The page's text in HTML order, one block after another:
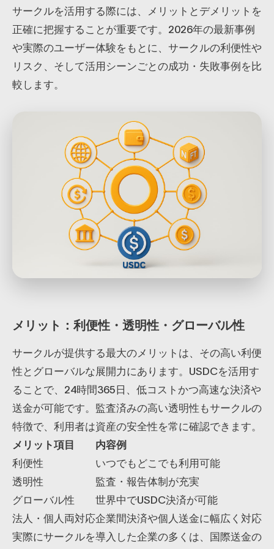
サークルを活用する際には、メリットとデメリットを
正確に把握することが重要です。2026年の最新事例
や実際のユーザー体験をもとに、サークルの利便性や
リスク、そして活用シーンごとの成功・失敗事例を比
較します。
メリット：利便性・透明性・グローバル性
サークルが提供する最大のメリットは、その高い利便
性とグローバルな展開力にあります。USDCを活用す
ることで、24時間365日、低コストかつ高速な決済や
送金が可能です。監査済みの高い透明性もサークルの
特徴で、利用者は資産の安全性を常に確認できます。
メリット項目
内容例
利便性
いつでもどこでも利用可能
透明性
監査・報告体制が充実
グローバル性
世界中でUSDC決済が可能
法人・個人両対応企業間決済や個人送金に幅広く対応
実際にサークルを導入した企業の多くは、国際送金の